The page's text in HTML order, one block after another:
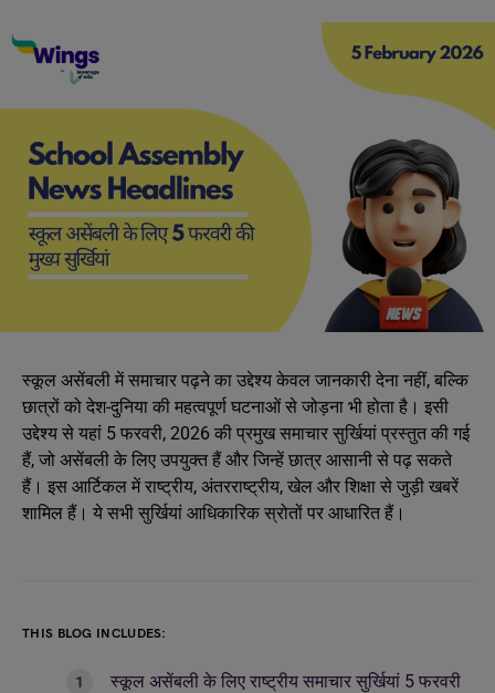
स्कूल असेंबली में समाचार पढ़ने का उद्देश्य केवल जानकारी देना नहीं, बल्कि
छात्रों को देश-दुनिया की महत्वपूर्ण घटनाओं से जोड़ना भी होता है। इसी
उद्देश्य से यहां 5 फरवरी, 2026 की प्रमुख समाचार सुर्खियां प्रस्तुत की गई
हैं, जो असेंबली के लिए उपयुक्त हैं और जिन्हें छात्र आसानी से पढ़ सकते
हैं। इस आर्टिकल में राष्ट्रीय, अंतरराष्ट्रीय, खेल और शिक्षा से जुड़ी खबरें
शामिल हैं। ये सभी सुर्खियां आधिकारिक स्रोतों पर आधारित हैं।
THIS BLOG INCLUDES:
स्कूल असेंबली के लिए राष्ट्रीय समाचार सुर्खियां 5 फरवरी